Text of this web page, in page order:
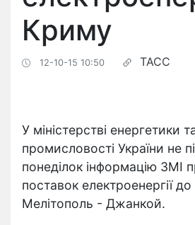
Криму
12-10-15 10:50 ТАСС
У міністерстві енергетики
промисловості України не
понеділок інформацію ЗМІ
поставок електроенергії до
Мелітополь - Джанкой.